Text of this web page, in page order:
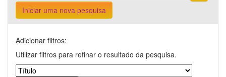
Iniciar uma nova pesquisa
Adicionar filtros:
Utilizar filtros para refinar o resultado da pesquisa.